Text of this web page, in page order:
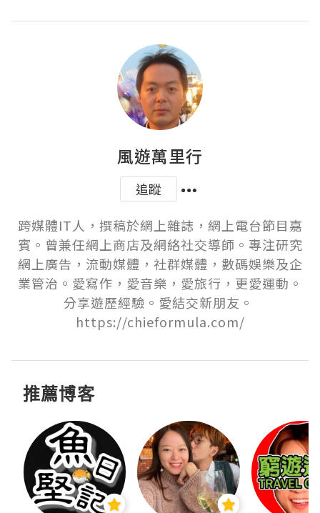
風遊萬里行
追蹤
跨媒體IT人，撰稿於網上雜誌，網上電台節目嘉
賓。曾兼任網上商店及網絡社交導師。專注研究
網上廣告，流動媒體，社群媒體，數碼娛樂及企
業管治。愛寫作，愛音樂，愛旅行，更愛運動。
分享遊歷經驗。愛結交新朋友。
https://chieformula.com/
推薦博客